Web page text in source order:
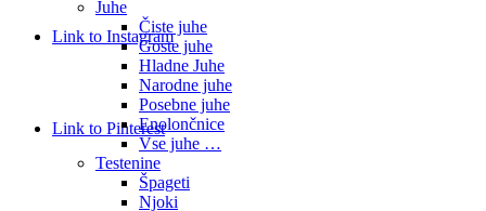
Link to Instagram
Link to Pinterest
Juhe
Čiste juhe
Goste juhe
Hladne Juhe
Narodne juhe
Posebne juhe
Enolončnice
Vse juhe …
Testenine
Špageti
Njoki